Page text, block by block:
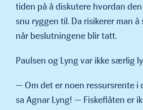
tiden på å diskutere hvordan
snu ryggen til. Da risikerer man
når beslut­ningene blir tatt.
Paulsen og Lyng var ikke særlig
— Om det er noen ressursrente i
sa Agnar Lyng! — Fiskeflåten er